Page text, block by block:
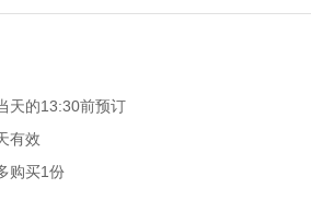
天的13:30前预订
有效
购买1份